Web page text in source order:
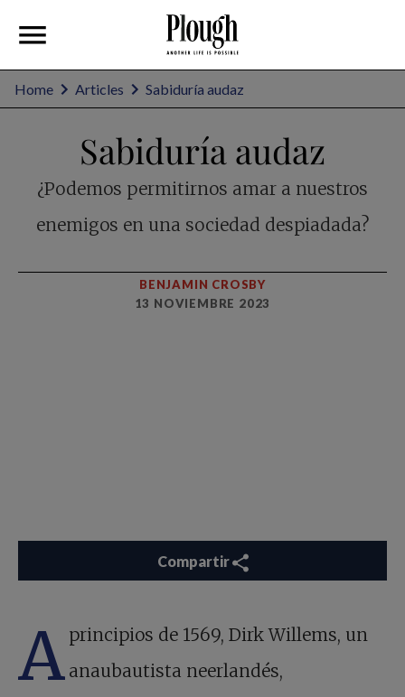
Home Articles Sabiduría audaz
Sabiduría audaz
¿Podemos permitirnos amar a nuestros
enemigos en una sociedad despiadada?
BENJAMIN CROSBY
13 NOVIEMBRE 2023
Compartir
A principios de 1569, Dirk Willems, un
anaubautista neerlandés,